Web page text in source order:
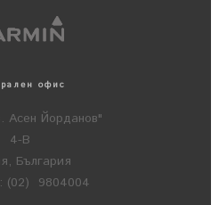
офис
Асен Йорданов"
4-В
България
(02) 9804004